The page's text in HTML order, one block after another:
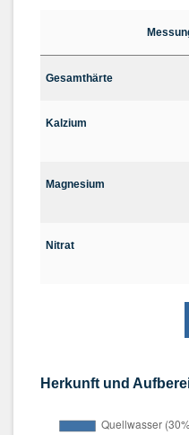
Gesamthärte
Kalzium
Magnesium
Nitrat
Herkunft und